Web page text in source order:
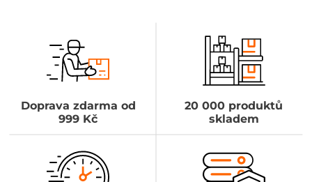
Doprava zdarma od
999 Kč
20 000 produktů
skladem